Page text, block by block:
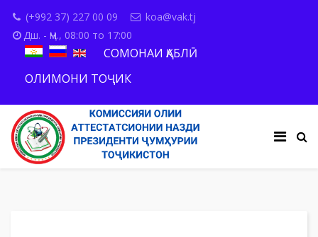
(+992 37) 227 00 09
koa@vak.tj
Дш. - Ҷм., 08:00 то 17:00
СОМОНАИ ҚАБЛӢ
ОЛИМОНИ ТОҶИК